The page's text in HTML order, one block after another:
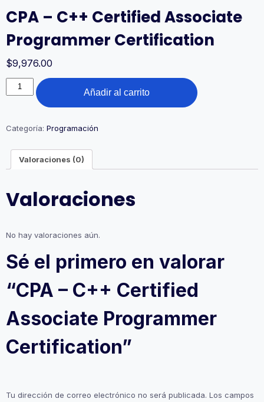
CPA – C++ Certified Associate
Programmer Certification
$9,976.00
CPA
–
Associate
Certification
cantidad
Añadir al carrito
Categoría: Programación
Valoraciones (0)
Valoraciones
No hay valoraciones aún.
Sé el primero en valorar
“CPA – C++ Certified
Associate Programmer
Certification”
Tu dirección de correo electrónico no será publicada. Los campos